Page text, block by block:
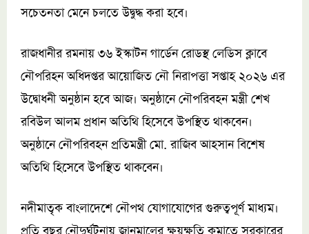
সচেতনতা মেনে চলতে উদ্বুদ্ধ করা হবে।
রাজধানীর রমনায় ৩৬ ইস্কাটন গার্ডেন রোডস্থ লেডিস ক্লাবে
নৌপরিহন অধিদপ্তর আয়োজিত নৌ নিরাপত্তা সপ্তাহ ২০২৬ এর
উদ্বোধনী অনুষ্ঠান হবে আজ। অনুষ্ঠানে নৌপরিবহন মন্ত্রী শেখ
রবিউল আলম প্রধান অতিথি হিসেবে উপস্থিত থাকবেন।
অনুষ্ঠানে নৌপরিবহন প্রতিমন্ত্রী মো. রাজিব আহসান বিশেষ
অতিথি হিসেবে উপস্থিত থাকবেন।
নদীমাতৃক বাংলাদেশে নৌপথ যোগাযোগের গুরুত্বপূর্ণ মাধ্যম।